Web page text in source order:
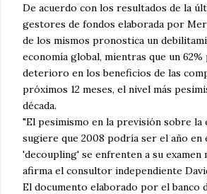
De acuerdo con los resultados de la
gestores de fondos elaborada por
de los mismos pronostica un
economía global, mientras que un 62%
deterioro en los beneficios de las
próximos 12 meses, el nivel más
década.
"El pesimismo en la previsión sobre la
sugiere que 2008 podría ser el año en
'decoupling' se enfrenten a su examen
afirma el consultor independiente
El documento elaborado por el banco